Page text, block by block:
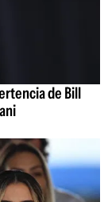
de Bill